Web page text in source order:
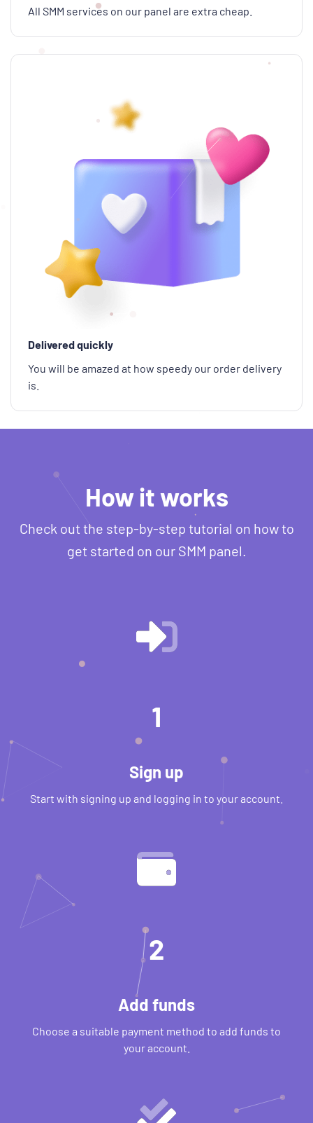
All SMM services on our panel are extra cheap.
Delivered quickly
You will be amazed at how speedy our order delivery
is.
How it works
Check out the step-by-step tutorial on how to
get started on our SMM panel.
1
Sign up
Start with signing up and logging in to your account.
2
Add funds
Choose a suitable payment method to add funds to
your account.